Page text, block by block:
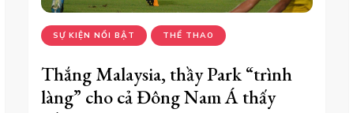
SỰ KIỆN NỔI BẬT THỂ THAO
Thắng Malaysia, thầy Park “trình
làng” cho cả Đông Nam Á thấy